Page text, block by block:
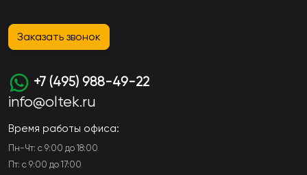
Заказать звонок
+7 (495) 988-49-22
info@oltek.ru
Время работы офиса:
Пн-Чт: с 9:00 до 18:00
Пт: с 9:00 до 17:00